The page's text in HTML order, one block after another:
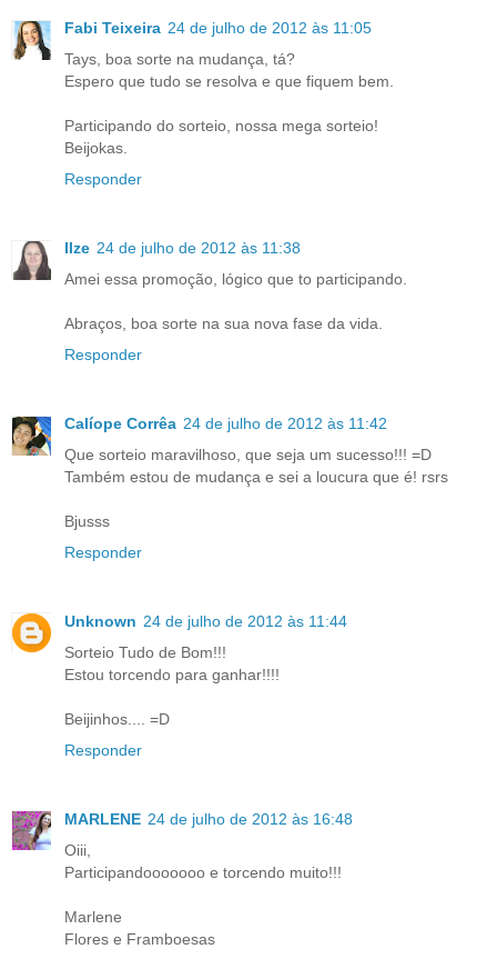
Fabi Teixeira 24 de julho de 2012 às 11:05
Tays, boa sorte na mudança, tá?
Espero que tudo se resolva e que fiquem bem.
Participando do sorteio, nossa mega sorteio!
Beijokas.
Responder
Ilze 24 de julho de 2012 às 11:38
Amei essa promoção, lógico que to participando.
Abraços, boa sorte na sua nova fase da vida.
Responder
Calíope Corrêa 24 de julho de 2012 às 11:42
Que sorteio maravilhoso, que seja um sucesso!!! =D
Também estou de mudança e sei a loucura que é! rsrs
Bjusss
Responder
Unknown 24 de julho de 2012 às 11:44
Sorteio Tudo de Bom!!!
Estou torcendo para ganhar!!!!
Beijinhos.... =D
Responder
MARLENE 24 de julho de 2012 às 16:48
Oiii,
Participandooooooo e torcendo muito!!!
Marlene
Flores e Framboesas